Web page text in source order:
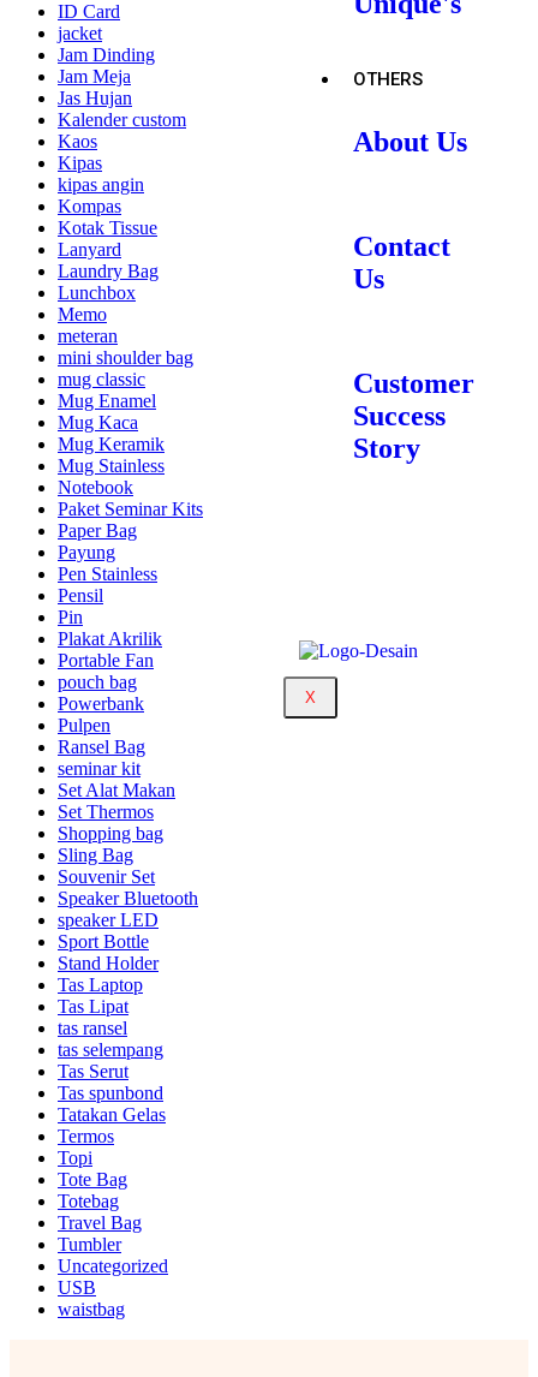
OTHERS
About Us
Contact
Us
Customer
Success
Story
X
ID Card
jacket
Jam Dinding
Jam Meja
Jas Hujan
Kalender custom
Kaos
Kipas
kipas angin
Kompas
Kotak Tissue
Lanyard
Laundry Bag
Lunchbox
Memo
meteran
mini shoulder bag
mug classic
Mug Enamel
Mug Kaca
Mug Keramik
Mug Stainless
Notebook
Paket Seminar Kits
Paper Bag
Payung
Pen Stainless
Pensil
Pin
Plakat Akrilik
Portable Fan
pouch bag
Powerbank
Pulpen
Ransel Bag
seminar kit
Set Alat Makan
Set Thermos
Shopping bag
Sling Bag
Souvenir Set
Speaker Bluetooth
speaker LED
Sport Bottle
Stand Holder
Tas Laptop
Tas Lipat
tas ransel
tas selempang
Tas Serut
Tas spunbond
Tatakan Gelas
Termos
Topi
Tote Bag
Totebag
Travel Bag
Tumbler
Uncategorized
USB
waistbag